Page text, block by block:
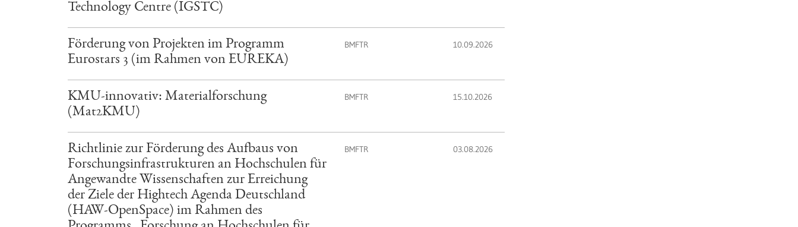
Technology Centre (IGSTC)
Förderung von Projekten im Programm
Eurostars 3 (im Rahmen von EUREKA)
BMFTR 10.09.2026
KMU-innovativ: Materialforschung
(Mat2KMU)
BMFTR 15.10.2026
Richtlinie zur Förderung des Aufbaus von
Forschungsinfrastrukturen an Hochschulen für
Angewandte Wissenschaften zur Erreichung
der Ziele der Hightech Agenda Deutschland
(HAW-OpenSpace) im Rahmen des
BMFTR 03.08.2026